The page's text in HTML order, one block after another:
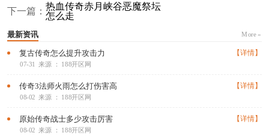
下一篇： 热血传奇赤月峡谷恶魔祭坛
怎么走
最新资讯 More »
复古传奇怎么提升攻击力
07-31 来源 ： 188开区网
【详情】
传奇3法师火雨怎么打伤害高
08-02 来源 ： 188开区网
【详情】
原始传奇战士多少攻击厉害
08-02 来源 ： 188开区网
【详情】